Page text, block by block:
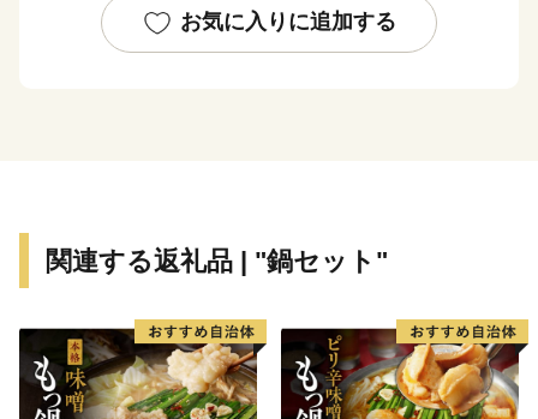
お気に入りに追加する
関連する返礼品 | "鍋セット"